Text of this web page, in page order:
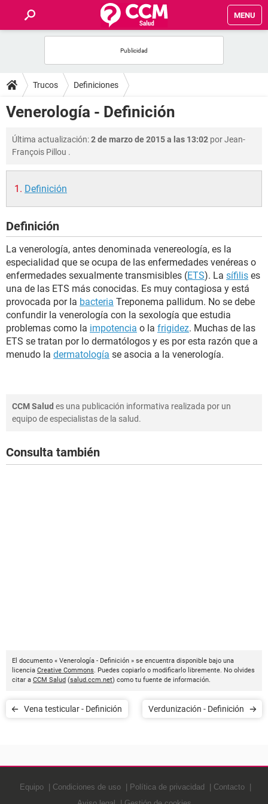
MENU
FOROS
SALUD
FAMILIA
NUTRICIÓN
SEXUALIDAD
GLOSARIO
Trucos Definiciones
Venerología - Definición
Última actualización:2 de marzo de 2015 a las 13:02 porJean-
François Pillou .
Definición
Definición
La venerología, antes denominada venereología, es la
especialidad que se ocupa de las enfermedades venéreas o
enfermedades sexualmente transmisibles (ETS). La sífilis es
una de las ETS más conocidas. Es muy contagiosa y está
provocada por la bacteria Treponema pallidum. No se debe
confundir la venerología con la sexología que estudia
problemas como la impotencia o la frigidez. Muchas de las
ETS se tratan por lo dermatólogos y es por esta razón que a
menudo la dermatología se asocia a la venerología.
CCM Salud es una publicación informativa realizada por un
equipo de especialistas de la salud.
Consulta también
El documento « Venerología - Definición » se encuentra disponible bajo una
licencia Creative Commons. Puedes copiarlo o modificarlo libremente. No olvides
citar a CCM Salud (salud.ccm.net) como tu fuente de información.
Vena testicular - Definición Verdunización - Definición
Equipo Condiciones de uso Política de privacidad
Contacto